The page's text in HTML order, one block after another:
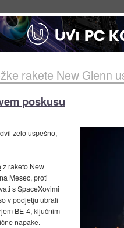
rakete New Glenn
poskusu
zelo uspešno,
z raketo New
Mesec, proti
s SpaceXovimi
v podjetju ubrali
BE-4, ključnim
napake.